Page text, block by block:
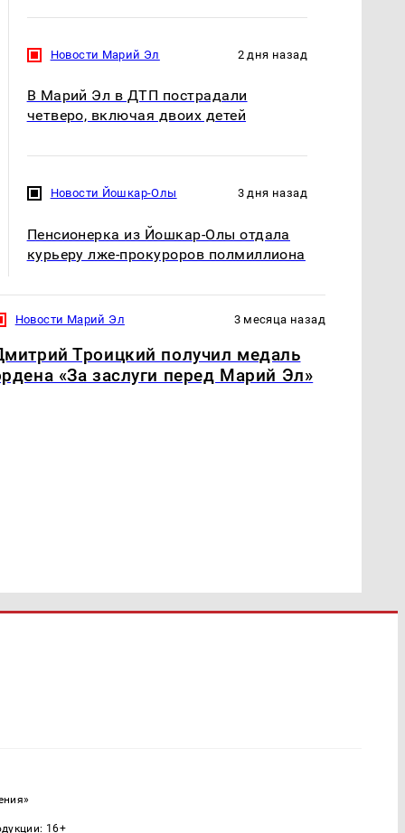
Новости Марий Эл 2 дня назад
В Марий Эл в ДТП пострадали
четверо, включая двоих детей
Новости Йошкар-Олы 3 дня назад
Пенсионерка из Йошкар-Олы отдала
курьеру лже-прокуроров полмиллиона
Новости Марий Эл 3 месяца назад
Троицкий получил медаль
«За заслуги перед Марий Эл»
16+